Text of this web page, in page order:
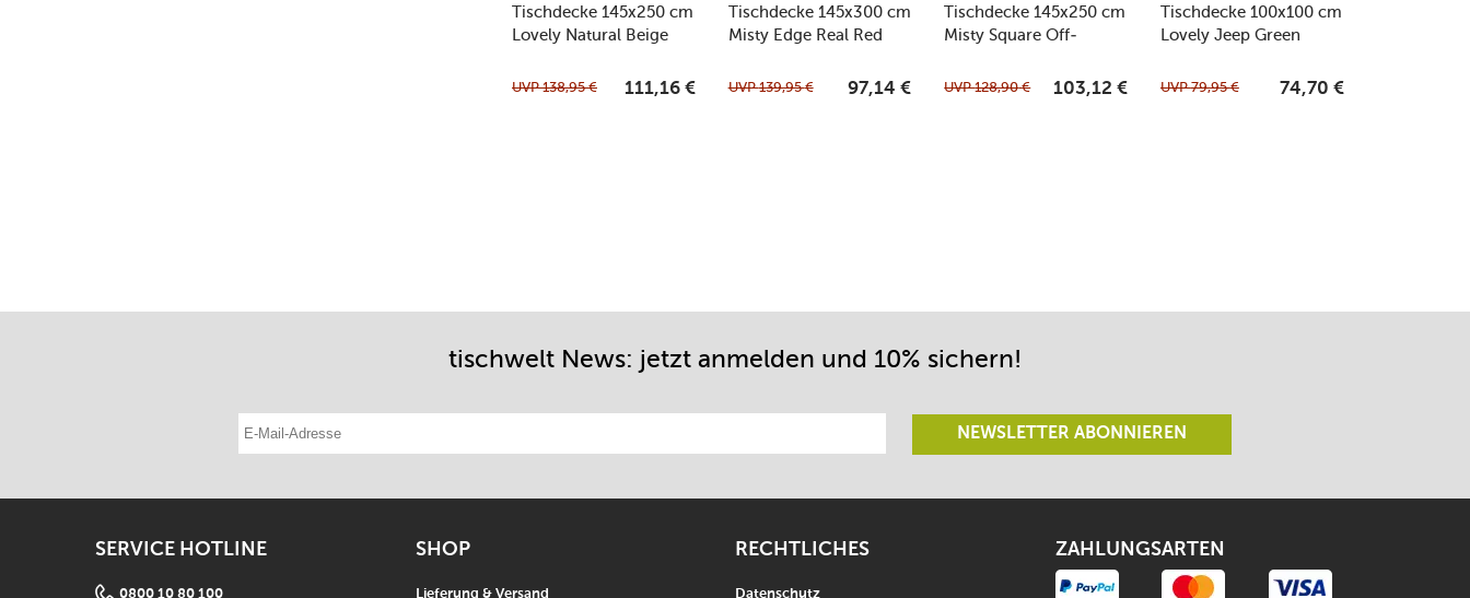
Tischdecke 145x250 cm
Lovely Natural Beige
UVP138,95 € 111,16 €
Tischdecke 145x300 cm
Misty Edge Real Red
UVP139,95 € 97,14 €
Tischdecke 145x250 cm
Misty Square Off-
UVP128,90 € 103,12 €
Tischdecke 100x100 cm
Lovely Jeep Green
UVP79,95 € 74,70 €
tischwelt News: jetzt anmelden und 10% sichern!
E-Mail-Adresse eintragen
NEWSLETTER ABONNIEREN
SERVICE HOTLINE
0800 10 80 100
SHOP
Lieferung & Versand
RECHTLICHES
Datenschutz
ZAHLUNGSARTEN